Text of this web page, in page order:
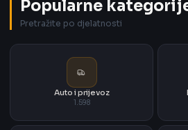
Popularne
Pretražite po djelatnosti
Auto i prijevoz
1.598